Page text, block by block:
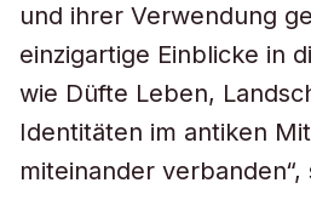
und ihrer Verwendung
einzigartige Einblicke in
wie Düfte Leben,
Identitäten im antiken
miteinander verbanden“,